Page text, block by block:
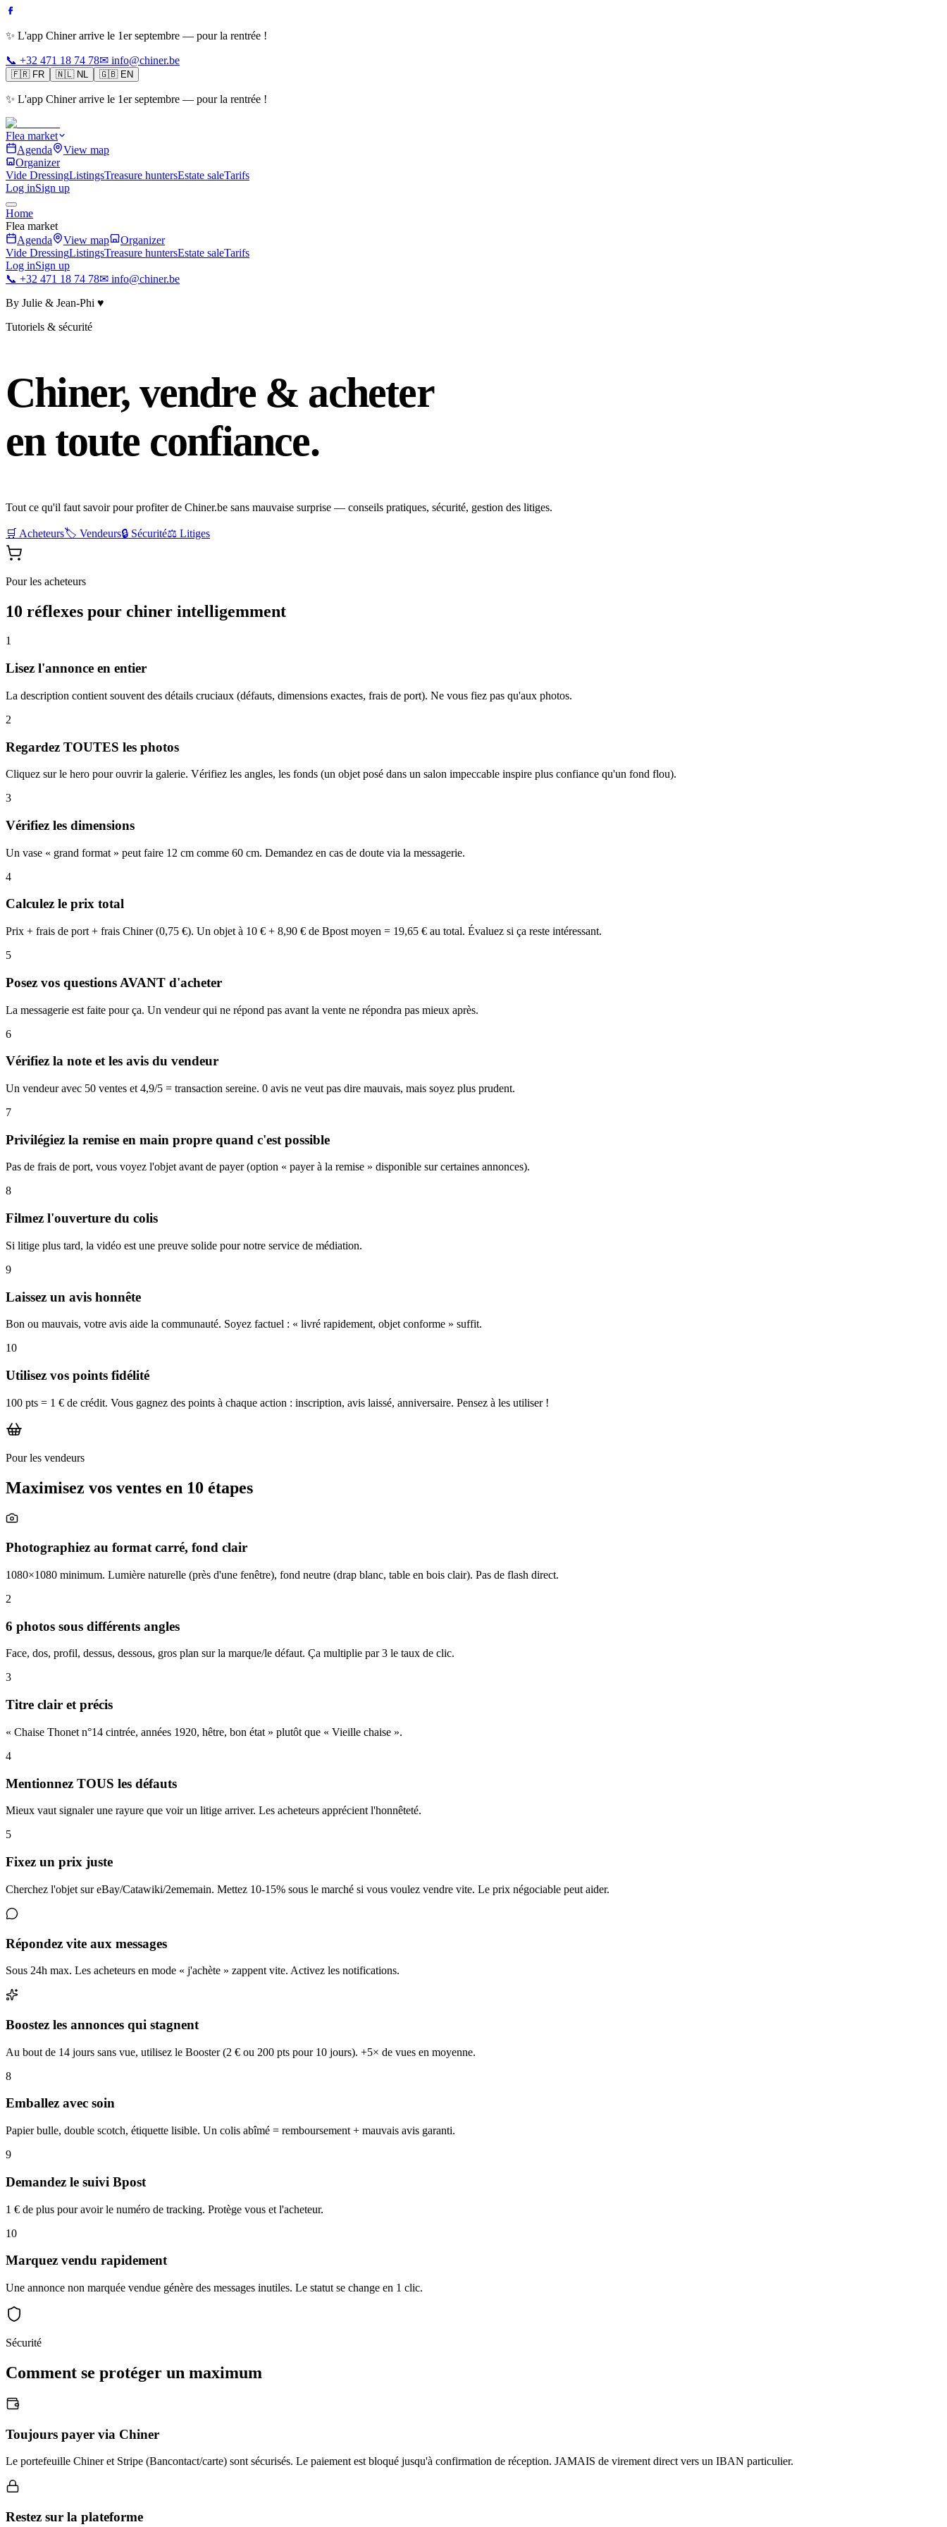
✨ L'app Chiner arrive le 1er septembre — pour la rentrée !
📞 +32 471 18 74 78✉ info@chiner.be
🇫🇷 FR 🇳🇱 NL 🇬🇧 EN
✨ L'app Chiner arrive le 1er septembre — pour la rentrée !
Flea market
Agenda
View map
Organizer
Vide DressingListingsTreasure huntersEstate saleTarifs
Log inSign up
Home
Flea market
Agenda
View map
Organizer
Vide DressingListingsTreasure huntersEstate saleTarifs
Log inSign up
📞 +32 471 18 74 78✉ info@chiner.be
By Julie & Jean-Phi ♥
Tutoriels & sécurité
Chiner, vendre & acheter
en toute confiance.
Tout ce qu'il faut savoir pour profiter de Chiner.be sans mauvaise surprise — conseils pratiques, sécurité, gestion des litiges.
🛒 Acheteurs🏷️ Vendeurs🔒 Sécurité⚖️ Litiges
Pour les acheteurs
10 réflexes pour chiner intelligemment
1
Lisez l'annonce en entier
La description contient souvent des détails cruciaux (défauts, dimensions exactes, frais de port). Ne vous fiez pas qu'aux photos.
2
Regardez TOUTES les photos
Cliquez sur le hero pour ouvrir la galerie. Vérifiez les angles, les fonds (un objet posé dans un salon impeccable inspire plus confiance qu'un fond flou).
3
Vérifiez les dimensions
Un vase « grand format » peut faire 12 cm comme 60 cm. Demandez en cas de doute via la messagerie.
4
Calculez le prix total
Prix + frais de port + frais Chiner (0,75 €). Un objet à 10 € + 8,90 € de Bpost moyen = 19,65 € au total. Évaluez si ça reste intéressant.
5
Posez vos questions AVANT d'acheter
La messagerie est faite pour ça. Un vendeur qui ne répond pas avant la vente ne répondra pas mieux après.
6
Vérifiez la note et les avis du vendeur
Un vendeur avec 50 ventes et 4,9/5 = transaction sereine. 0 avis ne veut pas dire mauvais, mais soyez plus prudent.
7
Privilégiez la remise en main propre quand c'est possible
Pas de frais de port, vous voyez l'objet avant de payer (option « payer à la remise » disponible sur certaines annonces).
8
Filmez l'ouverture du colis
Si litige plus tard, la vidéo est une preuve solide pour notre service de médiation.
9
Laissez un avis honnête
Bon ou mauvais, votre avis aide la communauté. Soyez factuel : « livré rapidement, objet conforme » suffit.
10
Utilisez vos points fidélité
100 pts = 1 € de crédit. Vous gagnez des points à chaque action : inscription, avis laissé, anniversaire. Pensez à les utiliser !
Pour les vendeurs
Maximisez vos ventes en 10 étapes
Photographiez au format carré, fond clair
1080×1080 minimum. Lumière naturelle (près d'une fenêtre), fond neutre (drap blanc, table en bois clair). Pas de flash direct.
2
6 photos sous différents angles
Face, dos, profil, dessus, dessous, gros plan sur la marque/le défaut. Ça multiplie par 3 le taux de clic.
3
Titre clair et précis
« Chaise Thonet n°14 cintrée, années 1920, hêtre, bon état » plutôt que « Vieille chaise ».
4
Mentionnez TOUS les défauts
Mieux vaut signaler une rayure que voir un litige arriver. Les acheteurs apprécient l'honnêteté.
5
Fixez un prix juste
Cherchez l'objet sur eBay/Catawiki/2ememain. Mettez 10-15% sous le marché si vous voulez vendre vite. Le prix négociable peut aider.
Répondez vite aux messages
Sous 24h max. Les acheteurs en mode « j'achète » zappent vite. Activez les notifications.
Boostez les annonces qui stagnent
Au bout de 14 jours sans vue, utilisez le Booster (2 € ou 200 pts pour 10 jours). +5× de vues en moyenne.
8
Emballez avec soin
Papier bulle, double scotch, étiquette lisible. Un colis abîmé = remboursement + mauvais avis garanti.
9
Demandez le suivi Bpost
1 € de plus pour avoir le numéro de tracking. Protège vous et l'acheteur.
10
Marquez vendu rapidement
Une annonce non marquée vendue génère des messages inutiles. Le statut se change en 1 clic.
Sécurité
Comment se protéger un maximum
Toujours payer via Chiner
Le portefeuille Chiner et Stripe (Bancontact/carte) sont sécurisés. Le paiement est bloqué jusqu'à confirmation de réception. JAMAIS de virement direct vers un IBAN particulier.
Restez sur la plateforme